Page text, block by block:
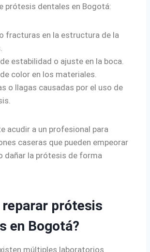
prótesis dentales en Bogotá:
fracturas en la estructura de la
estabilidad o ajuste en la boca.
color en los materiales.
o llagas causadas por el uso de
acudir a un profesional para
caseras que pueden empeorar
dañar la prótesis de forma
reparar prótesis
en Bogotá?
múltiples laboratorios